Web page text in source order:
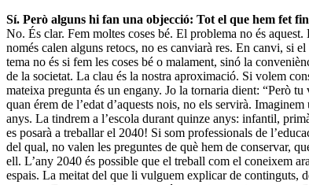
Sí. Però alguns hi fan una objecció: Tot el que hem fet
No. És clar. Fem moltes coses bé. El problema no és
només calen alguns retocs, no es canviarà res. En canvi, si
tema no és si fem les coses bé o malament, sinó la
de la societat. La clau és la nostra aproximació. Si volem
mateixa pregunta és un engany. Jo la tornaria dient: “Però
quan érem de l’edat d’aquests nois, no els servirà.
anys. La tindrem a l’escola durant quinze anys: infantil,
es posarà a treballar el 2040! Si som professionals de
del qual, no valen les preguntes de què hem de conservar,
ell. L’any 2040 és possible que el treball com el coneixem
espais. La meitat del que li vulguem explicar de continguts,